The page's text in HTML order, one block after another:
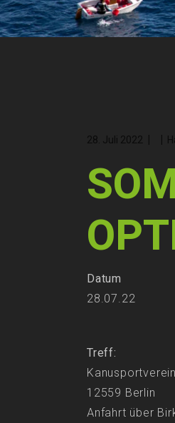
28. Juli 2022
Datum
28.07.22
Treff:
12559 Berlin
Anfahrt über